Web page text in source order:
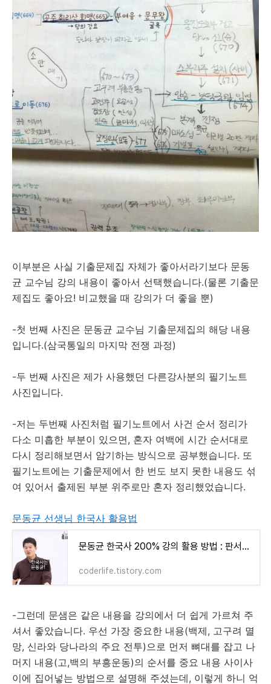
이부분은 사실 기출문제집 자체가 좋아서라기보다 문동
균 교수님 강의 내용이 좋아서 선택했습니다.(물론 기출문
제집도 좋아요! 비교했을 때 강의가 더 좋을 뿐)
-첫 번째 사진은 문동균 교수님 기출문제집의 해당 내용
입니다.(삼국통일의 마지막 전쟁 과정)
-두 번째 사진은 제가 사용했던 다른강사분의 필기노트
사진입니다.
-저는 두번째 사진처럼 필기노트에서 사건 순서 정리가
다소 미흡한 부분이 있으면, 혼자 여백에 시간 순서대로
다시 정리해보면서 암기하는 방식으로 공부했습니다. 또
필기노트에는 기출문제에서 한 번도 보지 못한 내용도 섞
여 있어서 출제된 부분 위주로만 혼자 정리했었습니다.
문동균 선생님 한국사 활용법
문동균 한국사 200% 강의 활용 방법 : 판서노트 추천
coderlife.tistory.com
-그런데 문샘은 같은 내용을 강의에서 더 쉽게 가르쳐 주
셔서 좋았습니다. 우선 가장 중요한 내용(백제, 고구려 멸
망, 신라와 당나라의 주요 전투)으로 먼저 뼈대를 잡고 나
머지 내용(고,백의 부흥운동)의 순서를 중요 내용 사이사
이에 집어넣는 방법으로 설명해 주셨는데, 이렇게 하니 억